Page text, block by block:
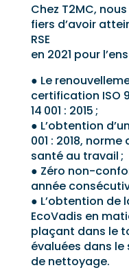
Chez T2MC,
fiers d’avoir
RSE
en 2021 pour
● Le
certification ISO
14 001 : 2015 ;
● L’obtention
001 : 2018,
santé au travail ;
● Zéro non-
année
● L’obtention de
EcoVadis en
plaçant dans le
évaluées dans
de nettoyage.